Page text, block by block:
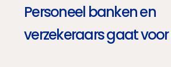
Personeel banken en
verzekeraars gaat